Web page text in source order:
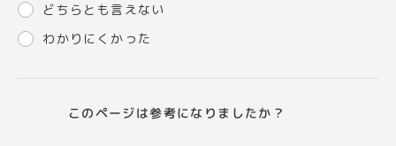
どちらとも言えない
わかりにくかった
このページは参考になりましたか？